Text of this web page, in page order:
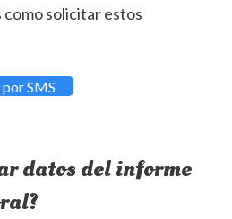
como solicitar estos
SMS
datos del informe